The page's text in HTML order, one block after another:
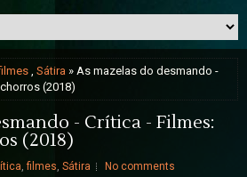
, Sátira » As mazelas do desmando -
(2018)
- Crítica - Filmes:
(2018)
,filmes, Sátira No comments